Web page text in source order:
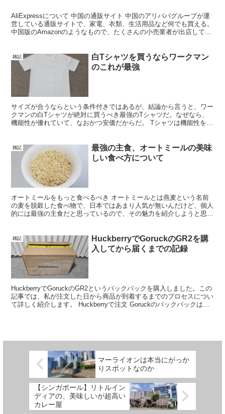
AliExpressについて 中国の通販サイト 中国のアリババグループが運
営している通販サイトで、家電、衣類、生活用品など何でも買える。
中国版のAmazonのようなもので、たくさんの小売業者が出店してい
雑記
白Tシャツを買うならワークマン
のこれが最強
サイズが合うならという条件付きではあるが、結論から言うと、ワー
クマンの白Tシャツが絶対に買うべき最強のTシャツだ。なぜなら、
機能性が優れていて、なおかつ安価だからだ。 Tシャツは機能性を重
雑記
最強の主食、オートミールの美味
しい食べ方について
オートミールをもっと食べるべき オートミールとは燕麦という名前
の麦を脱穀した食べ物で、日本ではあまり人気が無いんだけど、個人
的には最強の主食だと思っているので、その魅力を紹介しようと思
雑記
HuckberryでGoruckのGR2を購
入してから届くまでの記録
HuckberryでGoruckのGR2というバックパックを購入しました。この
記事では、私が注文した日から商品が到着するまでのプロセスについ
て詳しく紹介します。 Huckberryで注文 Goruckのバックパックは日
マーライオンは本当にがっか
りスポットなのか
【シンガポール】リトルイン
ディアの、美味しいが超高い
カレー屋